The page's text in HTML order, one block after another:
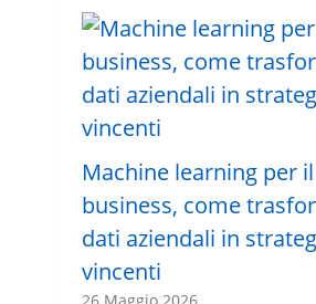
Machine learning per il
business, come
dati aziendali in
vincenti